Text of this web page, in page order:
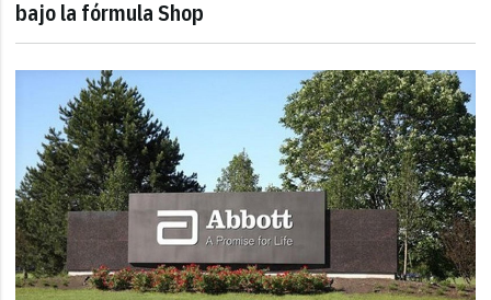
bajo la fórmula Shop